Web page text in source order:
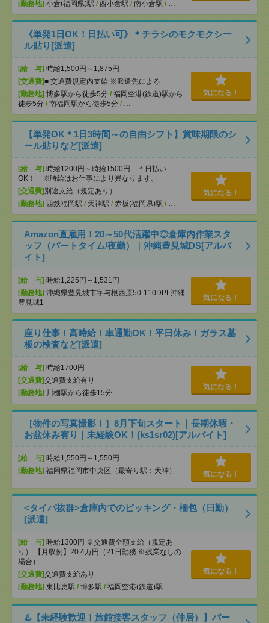
[勤務地] 小倉(福岡県)駅 / 西小倉駅 / 南小倉駅 / …
《単発1日OK！日払い可》＊チラシのモクモクシー
ル貼り[派遣]
[給 与] 時給1,500円～1,875円
[交通費]■ 交通費規定内支給 ※派遣先による
[勤務地] 博多駅から徒歩5分 / 福岡空港(鉄道)駅から
徒歩5分 / 南福岡駅から徒歩5分 / …
気になる！
【単発OK＊1日3時間～の自由シフト】賞味期限のシ
ール貼りなど[派遣]
[給 与] 時給1200円～時給1500円 ＊日払い
OK！ ※時給はお仕事により異なります。
[交通費] 別途支給（規定あり）
[勤務地] 西鉄福岡駅 / 天神駅 / 赤坂(福岡県)駅 / …
気になる！
Amazon直雇用！20～50代活躍中◎倉庫内作業スタ
ッフ（パートタイム/夜勤）｜沖縄豊見城DS[アルバ
イト]
[給 与] 時給1,225円～1,531円
[勤務地] 沖縄県豊見城市字与根西原50-110DPL沖縄
豊見城1
気になる！
座り仕事！高時給！車通勤OK！平日休み！ガラス基
板の検査など[派遣]
[給 与] 時給1700円
[交通費]交通費支給有り
[勤務地] 川棚駅から徒歩15分
気になる！
［物件の写真撮影！］8月下旬スタート｜長期休暇・
お盆休み有り｜未経験OK！(ks1sr02)[アルバイト]
[給 与] 時給1,550円～1,550円
[勤務地] 福岡県福岡市中央区（最寄り駅：天神） 気になる！
<タイパ抜群>倉庫内でのピッキング・梱包（日勤）
[派遣]
[給 与] 時給1300円 ※交通費全額支給（規定あ
り） 【月収例】20.4万円（21日勤務 ※残業なしの
場合）
[交通費]交通費支給あり
[勤務地] 東比恵駅 / 博多駅 / 福岡空港(鉄道)駅
気になる！
♨️【未経験歓迎！旅館接客スタッフ（仲居）】パー